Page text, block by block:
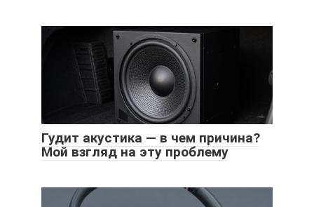
Гудит акустика — в чем причина?
Мой взгляд на эту проблему